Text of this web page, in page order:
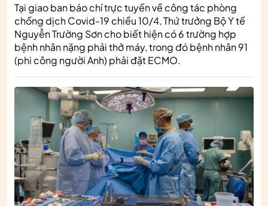
Tại giao ban báo chí trực tuyến về công tác phòng
chống dịch Covid-19 chiều 10/4, Thứ trưởng Bộ Y tế
Nguyễn Trường Sơn cho biết hiện có 6 trường hợp
bệnh nhân nặng phải thở máy, trong đó bệnh nhân 91
(phi công người Anh) phải đặt ECMO.